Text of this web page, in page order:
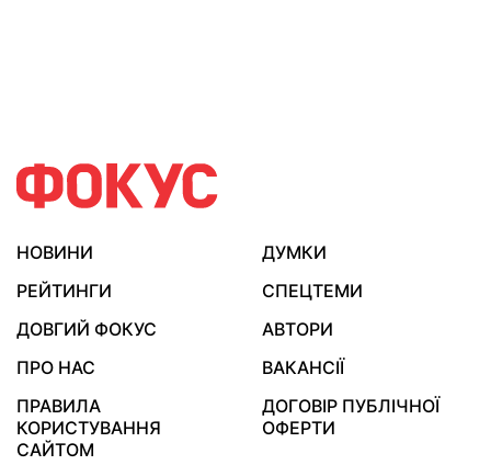
НОВИНИ
ДУМКИ
РЕЙТИНГИ
СПЕЦТЕМИ
ДОВГИЙ ФОКУС
АВТОРИ
ПРО НАС
ВАКАНСІЇ
ПРАВИЛА
КОРИСТУВАННЯ
САЙТОМ
ДОГОВІР ПУБЛІЧНОЇ
ОФЕРТИ